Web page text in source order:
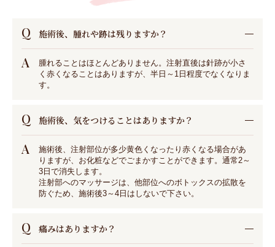
Q 施術後、腫れや跡は残りますか？
A
腫れることはほとんどありません。注射直後は針跡が小さ
く赤くなることはありますが、半日～1日程度でなくなりま
す。
Q 施術後、気をつけることはありますか？
A
施術後、注射部位が多少黄色くなったり赤くなる場合があ
りますが、お化粧などでごまかすことができます。通常2～
3日で消失します。
注射部へのマッサージは、他部位へのボトックスの拡散を
防ぐため、施術後3～4日はしないで下さい。
Q 痛みはありますか？